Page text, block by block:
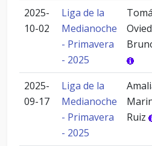
2025-
10-02
Liga de la
Medianoche
- Primavera
- 2025
2025-
09-17
Liga de la
Medianoche
- Primavera
- 2025
Ruiz